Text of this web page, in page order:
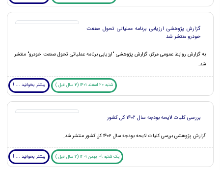
گزارش پژوهشی ارزیابی برنامه عملیاتی تحول صنعت
خودرو منتشر شد
به گزارش روابط عمومی مرکز، گزارش پژوهشی "ارزیابی برنامه عملیاتی تحول صنعت خودرو" منتشر
شد.
شنبه 20 اسفند 1401 (3 سال قبل ) بیشتر بخوانید ... !
بررسی کلیات لایحه بودجه سال ۱۴۰۲ کل کشور
گزارش پژوهشی بررسی کلیات لایحه بودجه سال ۱۴۰۲ کل کشور منتشر شد.
یک شنبه 09 بهمن 1401 (3 سال قبل ) بیشتر بخوانید ... !